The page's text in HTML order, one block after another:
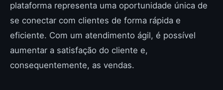
plataforma representa uma oportunidade única de
se conectar com clientes de forma rápida e
eficiente. Com um atendimento ágil, é possível
aumentar a satisfação do cliente e,
consequentemente, as vendas.